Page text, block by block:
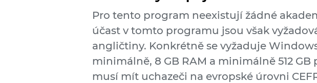
Pro tento program neexistují žádné
účast v tomto programu jsou však
angličtiny. Konkrétně se vyžaduje
minimálně, 8 GB RAM a minimálně 512
musí mít uchazeči na evropské úrovni